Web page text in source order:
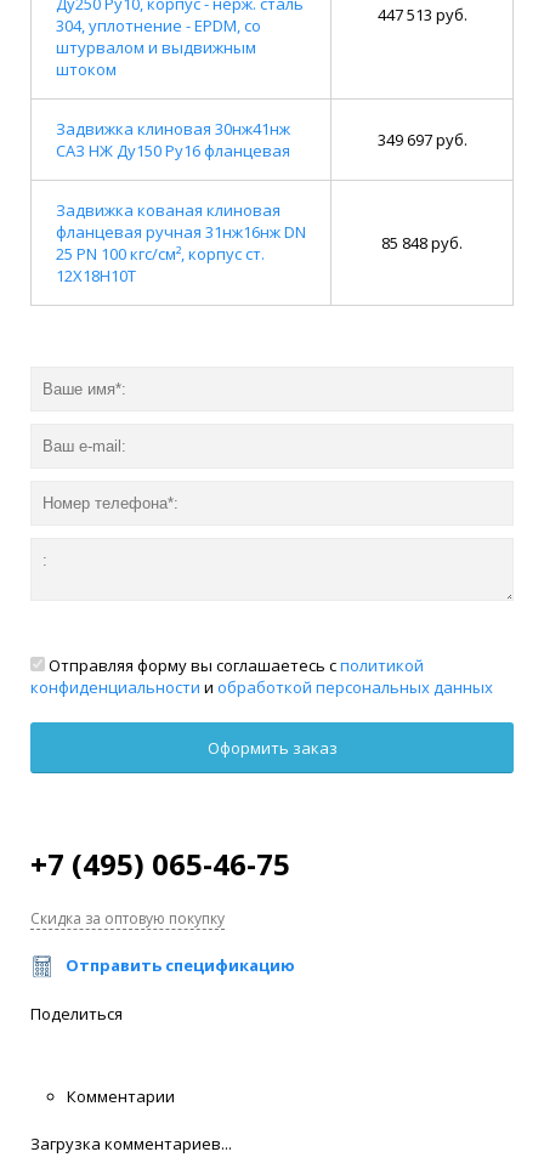
304, уплотнение - EPDM, со
штурвалом и выдвижным
штоком
447 513 руб.
Задвижка клиновая 30нж41нж
САЗ НЖ Ду150 Ру16 фланцевая
349 697 руб.
Задвижка кованая клиновая
фланцевая ручная 31нж16нж DN
25 PN 100 кгс/см², корпус ст.
12Х18Н10Т
85 848 руб.
Отправляя форму вы соглашаетесь сполитикой
конфиденциальности и обработкой персональных данных
+7 (495) 065-46-75
Скидка за оптовую покупку
Отправить спецификацию
Поделиться
Комментарии
Загрузка комментариев...